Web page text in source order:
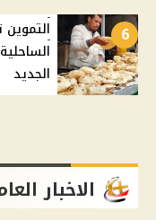
6
الجديد
الاخبار